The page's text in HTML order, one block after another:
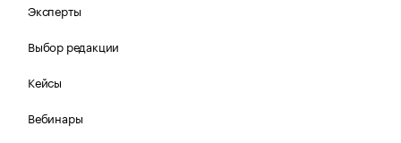
Эксперты
Выбор редакции
Кейсы
Вебинары